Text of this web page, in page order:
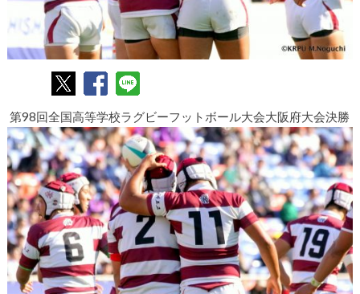
第98回全国高等学校ラグビーフットボール大会大阪府大会決勝